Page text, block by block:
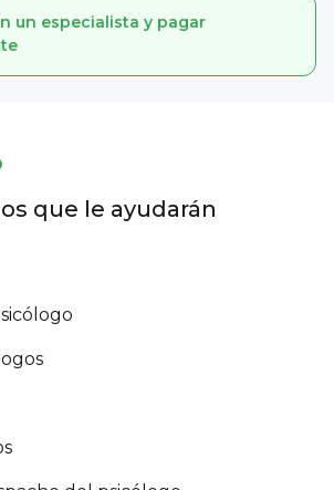
un especialista y pagar
que le ayudarán